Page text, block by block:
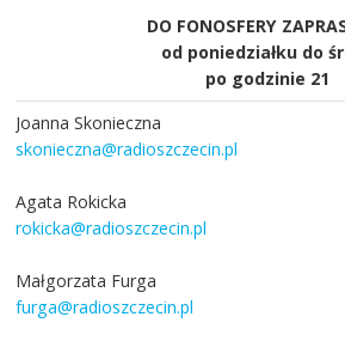
DO FONOSFERY
od poniedziałku do
po godzinie 21
Joanna Skonieczna
skonieczna@radioszczecin.pl
Agata Rokicka
rokicka@radioszczecin.pl
Małgorzata Furga
furga@radioszczecin.pl